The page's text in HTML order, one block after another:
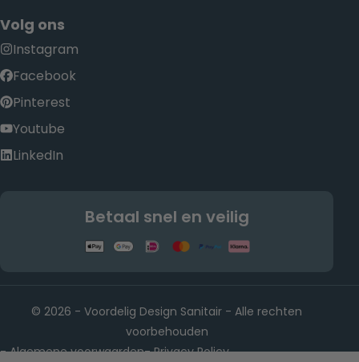
Volg ons
Instagram
Facebook
Pinterest
Youtube
LinkedIn
Betaal snel en veilig
© 2026 - Voordelig Design Sanitair - Alle rechten
voorbehouden
- Algemene voorwaarden- Privacy Policy